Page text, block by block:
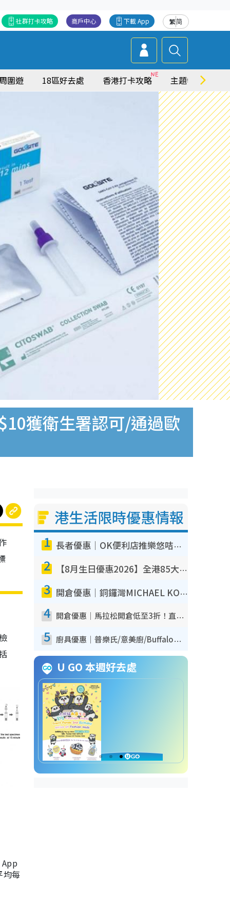
繁简
下載 App
商戶中心
社群打卡攻略
圍遊 18區好去處 香港打卡攻略 主題特集
獲衛生署認可/通過歐
均每
港生活限時優惠情報
1 長者優惠｜OK便利店推樂悠咭優惠！買麵包/牛奶/保健品拍卡即減
2 【8月生日優惠2026】全港85大食買玩著數攻略 自助餐/火鍋放題同行免費＋誠品/DONKI送現金券
3 開倉優惠｜銅鑼灣MICHAEL KORS開倉低至17折！直擊$500起買手袋/銀包/鞋款 必買經典Jet Set系列
4 開倉優惠｜馬拉松開倉低至3折！直擊$99起買adidas／New Balance／Puma鞋款 STANLEY保溫杯劈價至$119起
5 廚具優惠｜普樂氏/意美廚/Buffalo廚具低至3折！$89起買煎鍋／炒鑊／個人鍋 同場小家電激減至$99起
U GO 本週好去處